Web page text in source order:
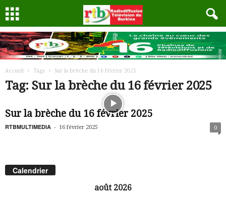
Accueil Tags Sur la brèche du 16 février 2025
Tag: Sur la brèche du 16 février 2025
Sur la brèche du 16 février 2025
RTBMULTIMEDIA - 16 février 2025 0
Calendrier
août 2026